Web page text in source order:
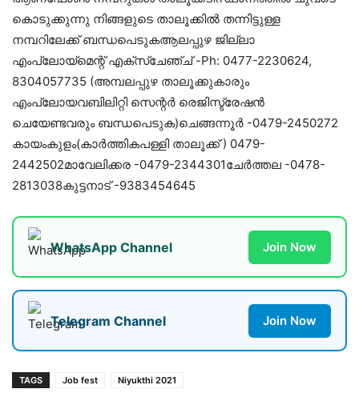
കൊടുക്കുന്നു നിങ്ങളുടെ താലൂക്കിൽ തന്നിട്ടുള്ള
നമ്പറിലേക്ക് ബന്ധപെടുകആലപ്പുഴ ജില്ലാ
എംപ്ലോയ്‌മെന്റ് എക്സ്ചേഞ്ച് -Ph: 0477-2230624,
8304057735 (അമ്പലപ്പുഴ താലൂക്കുകാരും
എംപ്ലോയവബിലിറ്റി സെന്റർ രെജിസ്ട്രേഷൻ
ചെയേണ്ടവരും ബന്ധപെടുക)ചെങ്ങന്നൂർ -0479-2450272
കായംകുളം(കാർത്തികപള്ളി താലൂക്ക് ) 0479-
2442502മാവേലിക്കര -0479-2344301ചേർത്തല -0478-
2813038കുട്ടനാട് -9383454645
WhatsApp Channel Join Now
Telegram Channel Join Now
TAGS Job fest Niyukthi 2021